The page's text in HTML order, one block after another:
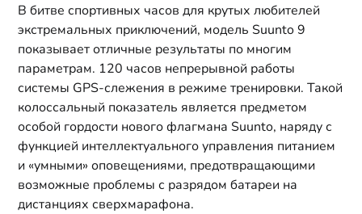
В битве спортивных часов для крутых любителей
экстремальных приключений, модель Suunto 9
показывает отличные результаты по многим
параметрам. 120 часов непрерывной работы
системы GPS-слежения в режиме тренировки. Такой
колоссальный показатель является предметом
особой гордости нового флагмана Suunto, наряду с
функцией интеллектуального управления питанием
и «умными» оповещениями, предотвращающими
возможные проблемы с разрядом батареи на
дистанциях сверхмарафона.